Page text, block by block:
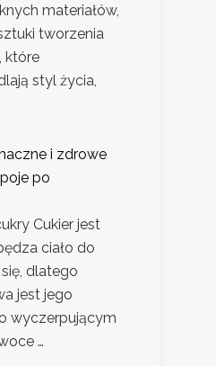
materiałów,
tworzenia
które
styl życia,
i zdrowe
po
Cukier jest
ciało do
dlatego
jest jego
wyczerpującym
…